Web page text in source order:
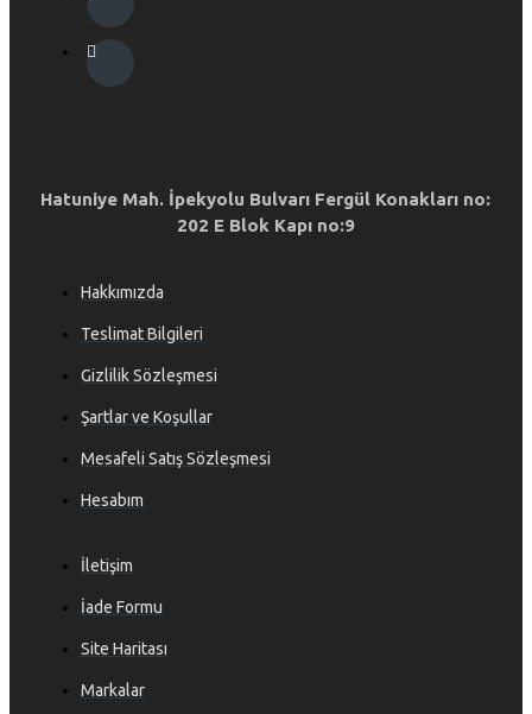
Hatuniye Mah. İpekyolu Bulvarı Fergül Konakları no:
202 E Blok Kapı no:9
Hakkımızda
Teslimat Bilgileri
Gizlilik Sözleşmesi
Şartlar ve Koşullar
Mesafeli Satış Sözleşmesi
Hesabım
İletişim
İade Formu
Site Haritası
Markalar